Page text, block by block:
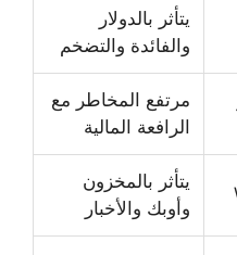
يتأثر بالدولار
والفائدة والتضخم
مرتفع المخاطر مع
الرافعة المالية
يتأثر بالمخزون
وأوبك والأخبار